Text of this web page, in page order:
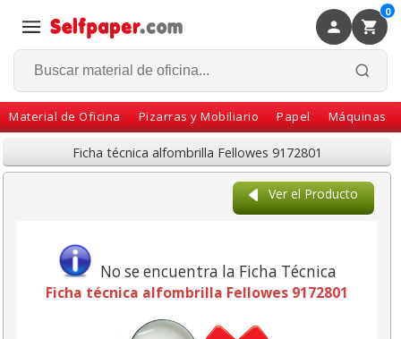
0
Material de Oficina Pizarras y Mobiliario Papel Máquinas
Volver
Ficha técnica alfombrilla Fellowes 9172801
Ver el Producto
No se encuentra la Ficha Técnica
Ficha técnica alfombrilla Fellowes 9172801